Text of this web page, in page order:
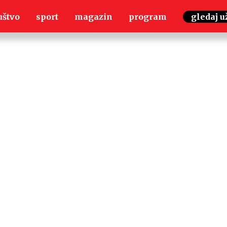
sport magazin program gledaj